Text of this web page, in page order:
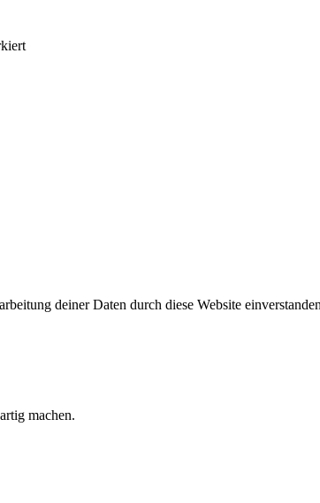
deiner Daten durch diese Website
machen.